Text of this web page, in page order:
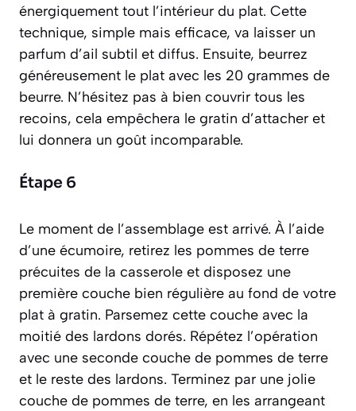
énergiquement tout l’intérieur du plat. Cette
technique, simple mais efficace, va laisser un
parfum d’ail subtil et diffus. Ensuite, beurrez
généreusement le plat avec les 20 grammes de
beurre. N’hésitez pas à bien couvrir tous les
recoins, cela empêchera le gratin d’attacher et
lui donnera un goût incomparable.
Étape 6
Le moment de l’assemblage est arrivé. À l’aide
d’une écumoire, retirez les pommes de terre
précuites de la casserole et disposez une
première couche bien régulière au fond de votre
plat à gratin. Parsemez cette couche avec la
moitié des lardons dorés. Répétez l’opération
avec une seconde couche de pommes de terre
et le reste des lardons. Terminez par une jolie
couche de pommes de terre, en les arrangeant